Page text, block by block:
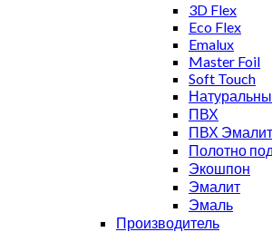
3D Flex
Eco Flex
Emalux
Master Foil
Soft Touch
ПВХ
ПВХ Эмалит
Полотно
Экошпон
Эмалит
Эмаль
Производитель